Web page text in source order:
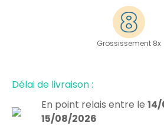
Grossissement 8x
Délai de livraison :
En point relais entre le
15/08/2026